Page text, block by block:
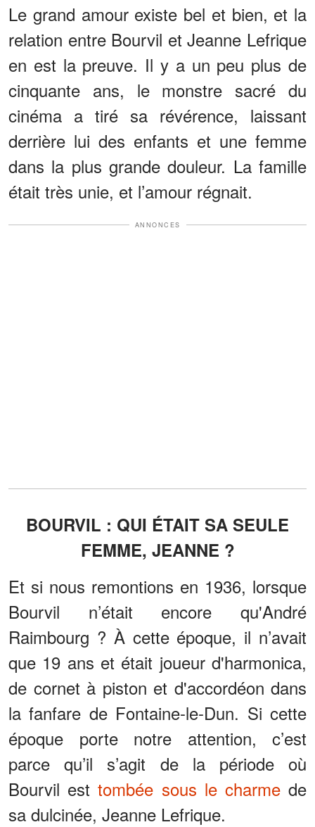
Le grand amour existe bel et bien, et la
relation entre Bourvil et Jeanne Lefrique
en est la preuve. Il y a un peu plus de
cinquante ans, le monstre sacré du
cinéma a tiré sa révérence, laissant
derrière lui des enfants et une femme
dans la plus grande douleur. La famille
était très unie, et l’amour régnait.
ANNONCES
BOURVIL : QUI ÉTAIT SA SEULE
FEMME, JEANNE ?
Et si nous remontions en 1936, lorsque
Bourvil n’était encore qu'André
Raimbourg ? À cette époque, il n’avait
que 19 ans et était joueur d'harmonica,
de cornet à piston et d'accordéon dans
la fanfare de Fontaine-le-Dun. Si cette
époque porte notre attention, c’est
parce qu’il s’agit de la période où
Bourvil esttombée sous le charmede
sa dulcinée, Jeanne Lefrique.